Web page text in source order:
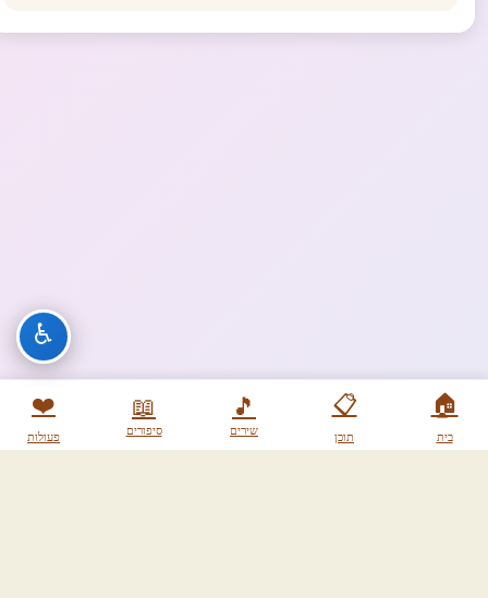
🏠
בית
📋
תוכן
🎵
שירים
📖
סיפורים
❤️
פעולות
♿